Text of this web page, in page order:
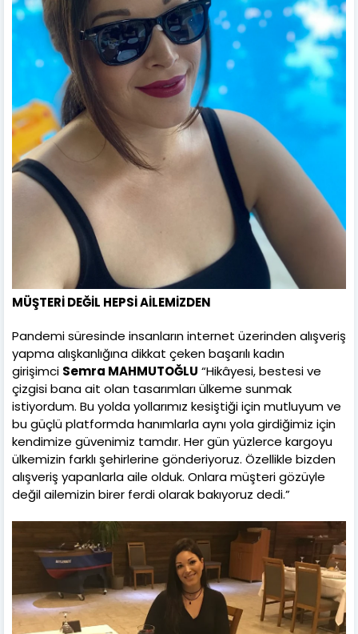
MÜŞTERİ DEĞİL HEPSİ AİLEMİZDEN
Pandemi süresinde insanların internet üzerinden alışveriş
yapma alışkanlığına dikkat çeken başarılı kadın
girişimci Semra MAHMUTOĞLU “Hikâyesi, bestesi ve
çizgisi bana ait olan tasarımları ülkeme sunmak
istiyordum. Bu yolda yollarımız kesiştiği için mutluyum ve
bu güçlü platformda hanımlarla aynı yola girdiğimiz için
kendimize güvenimiz tamdır. Her gün yüzlerce kargoyu
ülkemizin farklı şehirlerine gönderiyoruz. Özellikle bizden
alışveriş yapanlarla aile olduk. Onlara müşteri gözüyle
değil ailemizin birer ferdi olarak bakıyoruz dedi.”